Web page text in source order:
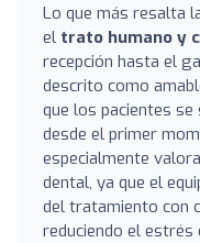
Lo que más resalta
el trato humano y
recepción hasta el
descrito como
que los pacientes
desde el primer
especialmente
dental, ya que el
del tratamiento con
reduciendo el